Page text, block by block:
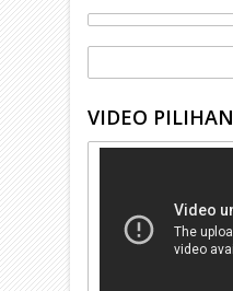
VIDEO PILIHAN